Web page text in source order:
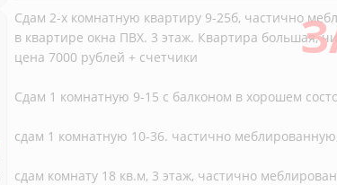
Сдам 2-х комнатную квартиру 9-25б, частично
в квартире окна ПВХ. 3 этаж. Квартира большая,
цена 7000 рублей + счетчики
Сдам 1 комнатную 9-15 с балконом в хорошем
сдам 1 комнатную 10-36. частично
сдам комнату 18 кв.м, 3 этаж, частично